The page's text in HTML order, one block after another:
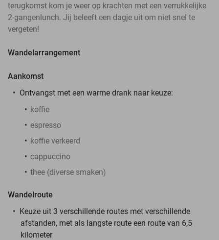
terugkomst kom je weer op krachten met een verrukkelijke
2-gangenlunch. Jij beleeft een dagje uit om niet snel te
vergeten!
Wandelarrangement
Aankomst
Ontvangst met een warme drank naar keuze:
koffie
espresso
koffie verkeerd
cappuccino
thee (diverse smaken)
Wandelroute
Keuze uit 3 verschillende routes met verschillende
afstanden, met als langste route een route van 6,5
kilometer